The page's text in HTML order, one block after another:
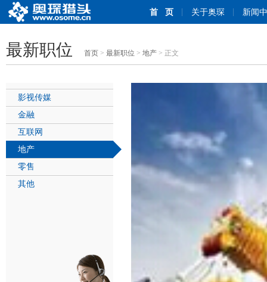
首 页 关于奥琛 新闻
最新职位 首页 > 最新职位 > 地产 > 正文
影视传媒
金融
互联网
地产
零售
其他